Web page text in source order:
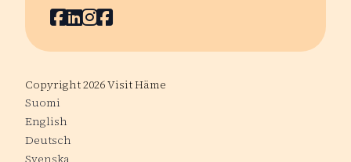
Facebook
LinkedIn
Instagram
Youtube
Copyright 2026 Visit Häme
Suomi
English
Deutsch